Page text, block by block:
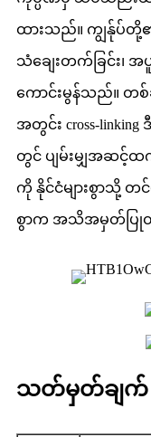
ထားသည်။ ကျွန်ုပ်တို့
သံချေးတက်ခြင်း၊
ကောင်းမွန်သည်။ တ
အတွင်း cross-linking
တွင် ပျမ်းမျှအဆင့်ထက်
ကို နိုင်ငံများစွာသို့ တင်
စွာက အသိအမှတ်ပြု
သတ်မှတ်ချက်